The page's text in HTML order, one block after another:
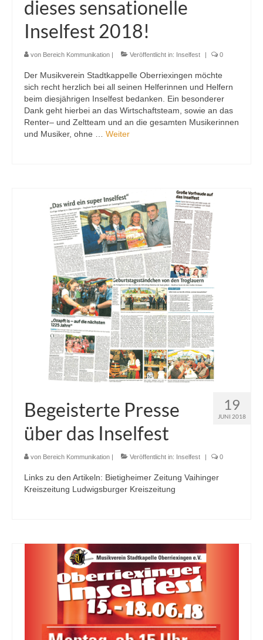
dieses sensationelle
Inselfest 2018!
von Bereich Kommunikation | Veröffentlicht in: Inselfest | 0
Der Musikverein Stadtkappelle Oberriexingen möchte
sich recht herzlich bei all seinen Helferinnen und Helfern
beim diesjährigen Inselfest bedanken. Ein besonderer
Dank geht hierbei an das Wirtschaftsteam, sowie an das
Renter– und Zeltteam und an die gesamten Musikerinnen
und Musiker, ohne … Weiter
19
JUNI 2018
Begeisterte Presse
über das Inselfest
von Bereich Kommunikation | Veröffentlicht in: Inselfest | 0
Links zu den Artikeln: Bietigheimer Zeitung Vaihinger
Kreiszeitung Ludwigsburger Kreiszeitung